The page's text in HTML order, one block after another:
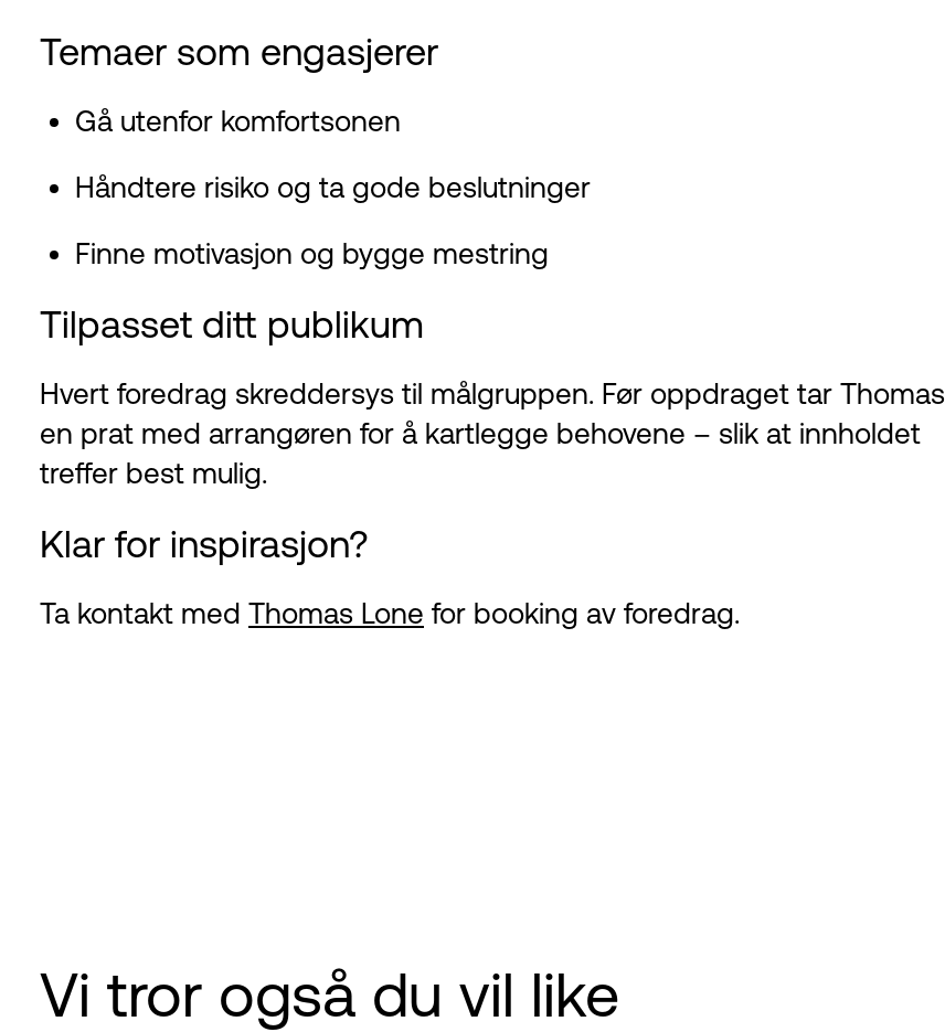
Temaer som engasjerer
Gå utenfor komfortsonen
Håndtere risiko og ta gode beslutninger
Finne motivasjon og bygge mestring
Tilpasset ditt publikum
Hvert foredrag skreddersys til målgruppen. Før oppdraget tar Thomas
en prat med arrangøren for å kartlegge behovene – slik at innholdet
treffer best mulig.
Klar for inspirasjon?
Ta kontakt med Thomas Lone for booking av foredrag.
Vi tror også du vil like